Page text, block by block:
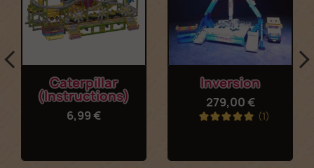
Caterpillar
(Instructions)
6,99 €
Inversion
279,00 €
(1)